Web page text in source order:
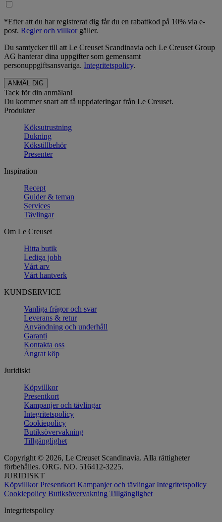
*Efter att du har registrerat dig får du en rabattkod på 10% via e-
post. Regler och villkorgäller.
Du samtycker till att Le Creuset Scandinavia och Le Creuset Group
AG hanterar dina uppgifter som gemensamt
personuppgiftsansvariga. Integritetspolicy.
Tack för din anmälan!
Du kommer snart att få uppdateringar från Le Creuset.
Produkter
Köksutrustning
Dukning
Kökstillbehör
Presenter
Inspiration
Recept
Guider & teman
Services
Tävlingar
Om Le Creuset
Hitta butik
Lediga jobb
Vårt arv
Vårt hantverk
KUNDSERVICE
Vanliga frågor och svar
Leverans & retur
Användning och underhåll
Garanti
Kontakta oss
Ångrat köp
Juridiskt
Köpvillkor
Presentkort
Kampanjer och tävlingar
Integritetspolicy
Cookiepolicy
Butiksövervakning
Tillgänglighet
Copyright © 2026, Le Creuset Scandinavia. Alla rättigheter
förbehålles. ORG. NO. 516412-3225.
JURIDISKT
Köpvillkor Presentkort Kampanjer och tävlingar Integritetspolicy
Cookiepolicy Butiksövervakning Tillgänglighet
Integritetspolicy